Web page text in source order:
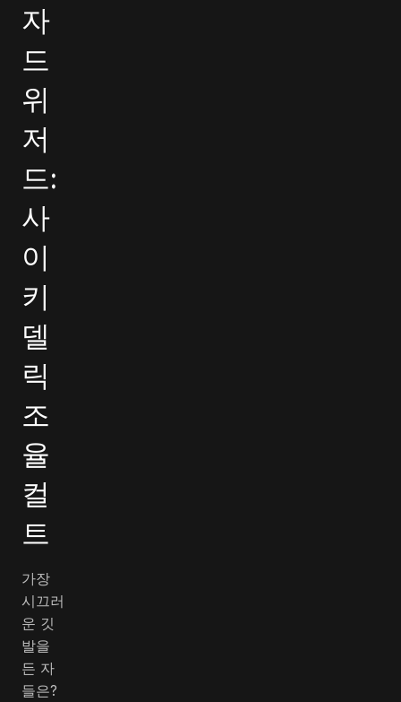
자
드
위
저
드:
사
이
키
델
릭
조
율
컬
트
가장
시끄러
운 깃
발을
든 자
들은?